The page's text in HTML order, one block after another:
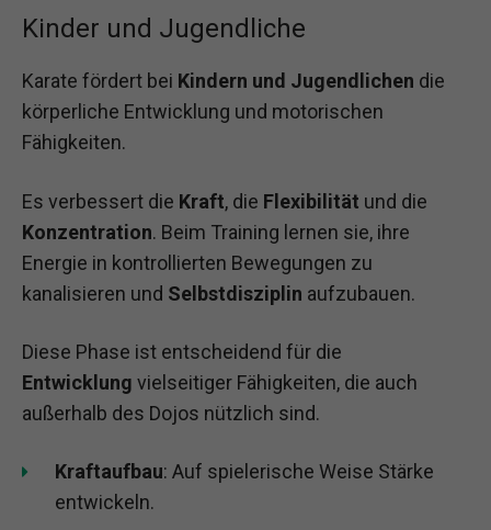
Kinder und Jugendliche
Karate fördert bei Kindern und Jugendlichen die
körperliche Entwicklung und motorischen
Fähigkeiten.
Es verbessert die Kraft, die Flexibilität und die
Konzentration. Beim Training lernen sie, ihre
Energie in kontrollierten Bewegungen zu
kanalisieren und Selbstdisziplin aufzubauen.
Diese Phase ist entscheidend für die
Entwicklung vielseitiger Fähigkeiten, die auch
außerhalb des Dojos nützlich sind.
Kraftaufbau: Auf spielerische Weise Stärke
entwickeln.